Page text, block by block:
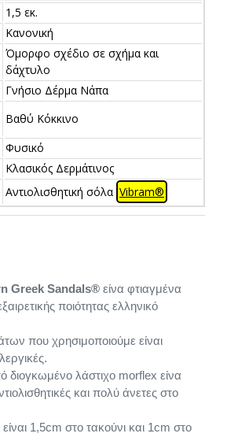
1,5 εκ.
Κανονική
Όμορφο σχέδιο σε σχήμα και
δάχτυλο
Γνήσιο Δέρμα Νάπα
Βαθύ Κόκκινο
Φυσικό
Κλασικός Δερμάτινος
Αντιολισθητική σόλα Vibram®
Greek Sandals® είνα φτιαγμένα
ποιότητας ελληνικό
που χρησιμοποιούμε είναι
διογκωμένο λάστιχο morflex είνα
και πολύ άνετες στο
1,5cm στο τακούνι και 1cm στο